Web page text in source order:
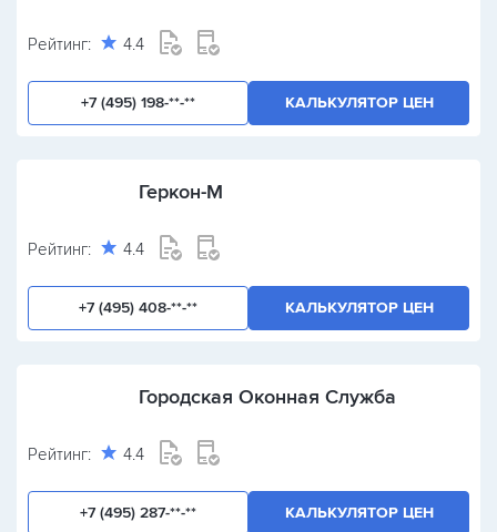
Рейтинг: 4.4
+7 (495) 198-**-** КАЛЬКУЛЯТОР ЦЕН
Геркон-М
Рейтинг: 4.4
+7 (495) 408-**-** КАЛЬКУЛЯТОР ЦЕН
Городская Оконная Служба
Рейтинг: 4.4
+7 (495) 287-**-** КАЛЬКУЛЯТОР ЦЕН